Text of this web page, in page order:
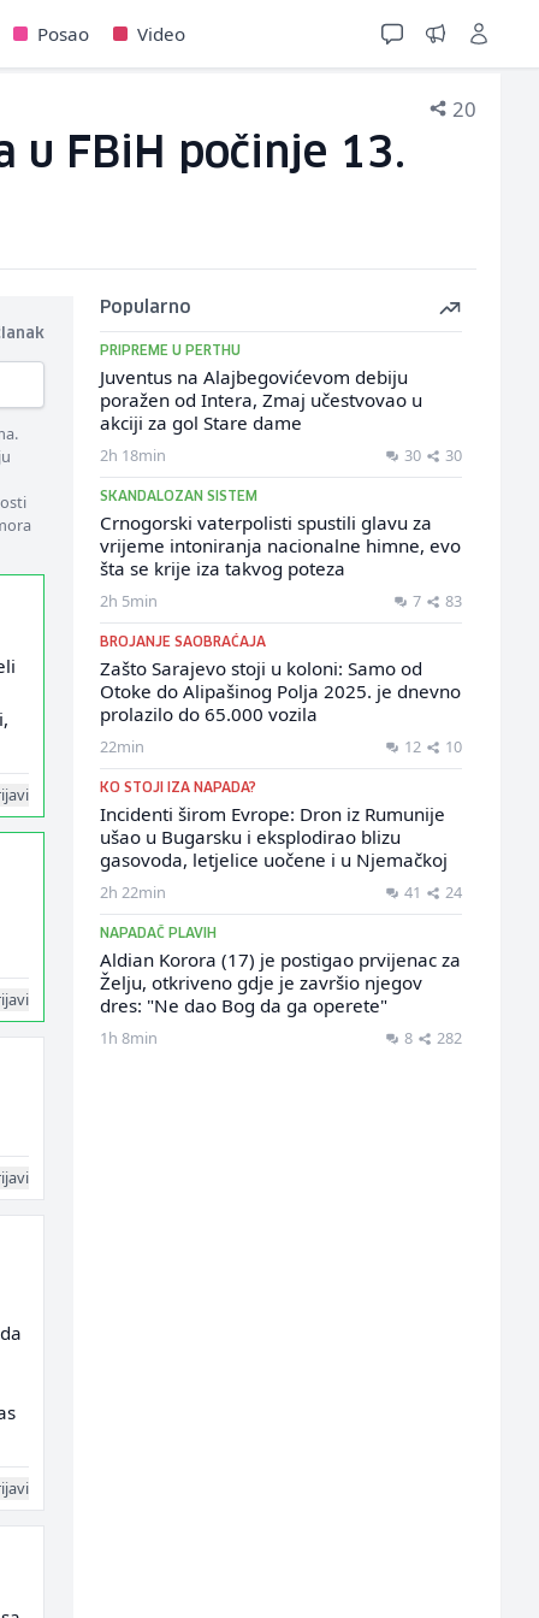
Posao Video
20
u FBiH počinje 13.
Popularno
PRIPREME U PERTHU
Juventus na Alajbegovićevom debiju
poražen od Intera, Zmaj učestvovao u
akciji za gol Stare dame
2h 18min 30 30
SKANDALOZAN SISTEM
Crnogorski vaterpolisti spustili glavu za
vrijeme intoniranja nacionalne himne, evo
šta se krije iza takvog poteza
2h 5min 7 83
BROJANJE SAOBRAĆAJA
Zašto Sarajevo stoji u koloni: Samo od
Otoke do Alipašinog Polja 2025. je dnevno
prolazilo do 65.000 vozila
22min 12 10
KO STOJI IZA NAPADA?
Incidenti širom Evrope: Dron iz Rumunije
ušao u Bugarsku i eksplodirao blizu
gasovoda, letjelice uočene i u Njemačkoj
2h 22min 41 24
NAPADAČ PLAVIH
Aldian Korora (17) je postigao prvijenac za
Želju, otkriveno gdje je završio njegov
dres: "Ne dao Bog da ga operete"
1h 8min 8 282